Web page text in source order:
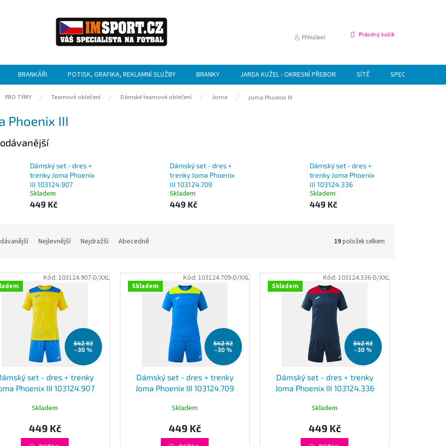
Přihlášení
NÁKUPNÍ
Prázdný košík
BRANKÁŘI POTISK, GRAFIKA, REKLAMNÍ SLUŽBY BRANKY JARDA KUŽEL - OKRESNÍ PŘEBOR SÍTĚ SPECIÁLNÍ NABÍDKA
PRO TÝMY Teamové oblečení Dámské teamové oblečení Joma Joma Phoenix III
Phoenix III
Dámský set - dres +
trenky Joma Phoenix
III 103124.907
Skladem
449 Kč
Dámský set - dres +
trenky Joma Phoenix
III 103124.709
Skladem
449 Kč
Dámský set - dres +
trenky Joma Phoenix
III 103124.336
Skladem
449 Kč
Nejlevnější Nejdražší Abecedně 19položek celkem
642 Kč
–30 %
set - dres + trenky
Phoenix III 103124.907
Skladem
449 Kč
Kód: 103124.907-D/XXL
Skladem
642 Kč
–30 %
Dámský set - dres + trenky
Joma Phoenix III 103124.709
Skladem
449 Kč
Kód: 103124.709-D/XXL
Skladem
642 Kč
–30 %
Dámský set - dres + trenky
Joma Phoenix III 103124.336
Skladem
449 Kč
Kód: 103124.336-D/XXL